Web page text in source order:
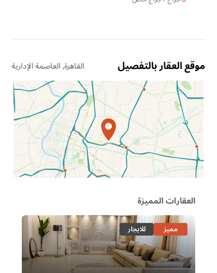
موقع العقار بالتفصيل القاهرة, العاصمة الإدارية
الموقع عل الخريطة
العقارات المميزة
مميز للايجار